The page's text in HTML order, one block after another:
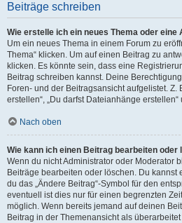
Beiträge schreiben
Wie erstelle ich ein neues Thema oder eine
Um ein neues Thema in einem Forum zu
Thema“ klicken. Um auf einen Beitrag zu
klicken. Es könnte sein, dass eine
Beitrag schreiben kannst. Deine
Foren- und der Beitragsansicht aufgelistet. Z.
erstellen“, „Du darfst Dateianhänge erstellen“
Nach oben
Wie kann ich einen Beitrag bearbeiten oder
Wenn du nicht Administrator oder Moderator
Beiträge bearbeiten oder löschen. Du
du das „Ändere Beitrag“-Symbol für den
eventuell ist dies nur für einen begrenzten
möglich. Wenn bereits jemand auf deinen
Beitrag in der Themenansicht als